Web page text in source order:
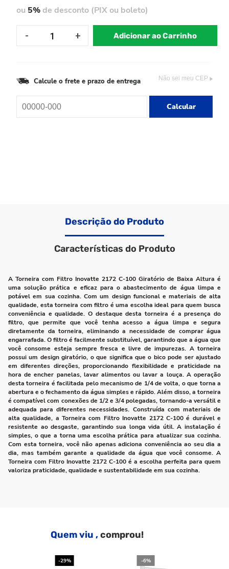
ou 5%de desconto (PIX ou boleto)
Adicionar ao Carrinho
Calcule o frete e prazo de entrega Não sei meu CEP
Calcular
Descrição do Produto
Características do Produto
A Torneira com Filtro Inovatte 2172 C-100 Giratório de Baixa Altura é
uma solução prática e eficaz para o abastecimento de água limpa e
potável em sua cozinha. Com um design funcional e materiais de alta
qualidade, esta torneira com filtro é uma escolha ideal para quem busca
conveniência e qualidade. O destaque desta torneira é a presença do
filtro, que permite que você tenha acesso a água limpa e segura
diretamente da torneira, eliminando a necessidade de comprar água
engarrafada. O filtro é facilmente substituível, garantindo que a água que
você consome esteja sempre fresca e livre de impurezas. A torneira
possui um design giratório, o que significa que o bico pode ser ajustado
em diferentes direções, proporcionando flexibilidade e praticidade na
hora de encher panelas, lavar alimentos ou lavar a louça. A operação
desta torneira é facilitada pelo mecanismo de 1/4 de volta, o que torna a
abertura e o fechamento da água simples e rápido. Além disso, a torneira
é compatível com conexões de 1/2 e 3/4 polegadas, tornando-a versátil e
adequada para diferentes necessidades. Construída com materiais de
alta qualidade, a Torneira com Filtro Inovatte 2172 C-100 é durável e
resistente ao desgaste, garantindo sua longa vida útil. A instalação é
simples, o que a torna uma escolha prática para atualizar sua cozinha.
Com esta torneira, você não apenas adiciona conveniência ao seu dia a
dia, mas também garante a qualidade da água que você consome. A
Torneira com Filtro Inovatte 2172 C-100 é a escolha perfeita para quem
valoriza praticidade, qualidade e sustentabilidade em sua cozinha.
Quem viu ,comprou!
-29% -6%